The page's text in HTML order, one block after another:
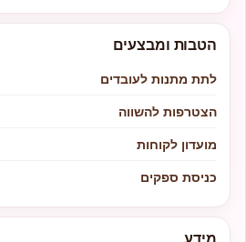
הטבות ומבצעים
לתת מתנות לעובדים
הצטרפות להשווה
מועדון לקוחות
כניסת ספקים